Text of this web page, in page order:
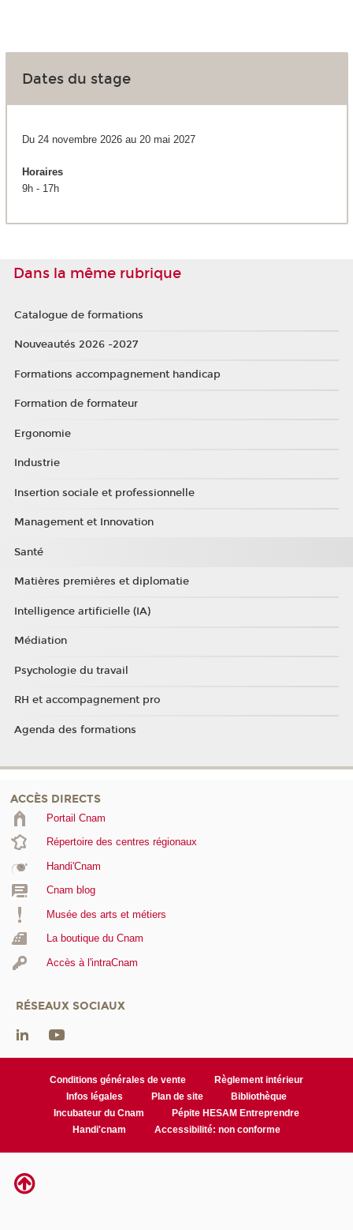
Dates du stage
Du 24 novembre 2026 au 20 mai 2027
Horaires
9h - 17h
Dans la même rubrique
Catalogue de formations
Nouveautés 2026 -2027
Formations accompagnement handicap
Formation de formateur
Ergonomie
Industrie
Insertion sociale et professionnelle
Management et Innovation
Santé
Matières premières et diplomatie
Intelligence artificielle (IA)
Médiation
Psychologie du travail
RH et accompagnement pro
Agenda des formations
ACCÈS DIRECTS
Portail Cnam
Répertoire des centres régionaux
Handi'Cnam
Cnam blog
Musée des arts et métiers
La boutique du Cnam
Accès à l'intraCnam
RÉSEAUX SOCIAUX
Conditions générales de vente
Règlement intérieur
Infos légales
Plan de site
Bibliothèque
Incubateur du Cnam
Pépite HESAM Entreprendre
Handi'cnam
Accessibilité: non conforme